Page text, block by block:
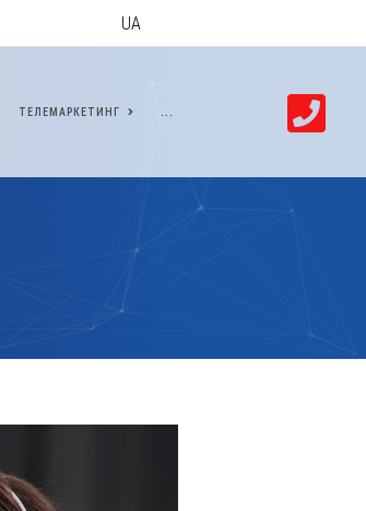
UA
ТЕЛЕМАРКЕТИНГ